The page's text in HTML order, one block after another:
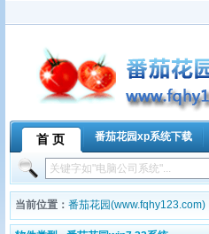
首 页 番茄花园xp系统下载
当前位置： 番茄花园(www.fqhy123.com)